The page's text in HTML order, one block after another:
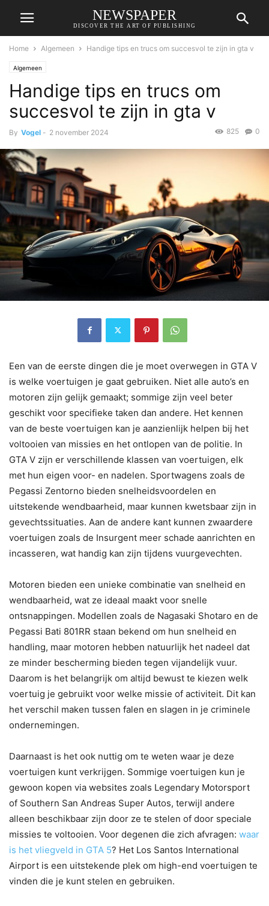
NEWSPAPER
DISCOVER THE ART OF PUBLISHING
Home Algemeen Handige tips en trucs om succesvol te zijn in gta v
Algemeen
Handige tips en trucs om
succesvol te zijn in gta v
By Vogel - 2 november 2024 0
825
Een van de eerste dingen die je moet overwegen in GTA V
is welke voertuigen je gaat gebruiken. Niet alle auto’s en
motoren zijn gelijk gemaakt; sommige zijn veel beter
geschikt voor specifieke taken dan andere. Het kennen
van de beste voertuigen kan je aanzienlijk helpen bij het
voltooien van missies en het ontlopen van de politie. In
GTA V zijn er verschillende klassen van voertuigen, elk
met hun eigen voor- en nadelen. Sportwagens zoals de
Pegassi Zentorno bieden snelheidsvoordelen en
uitstekende wendbaarheid, maar kunnen kwetsbaar zijn in
gevechtssituaties. Aan de andere kant kunnen zwaardere
voertuigen zoals de Insurgent meer schade aanrichten en
incasseren, wat handig kan zijn tijdens vuurgevechten.
Motoren bieden een unieke combinatie van snelheid en
wendbaarheid, wat ze ideaal maakt voor snelle
ontsnappingen. Modellen zoals de Nagasaki Shotaro en de
Pegassi Bati 801RR staan bekend om hun snelheid en
handling, maar motoren hebben natuurlijk het nadeel dat
ze minder bescherming bieden tegen vijandelijk vuur.
Daarom is het belangrijk om altijd bewust te kiezen welk
voertuig je gebruikt voor welke missie of activiteit. Dit kan
het verschil maken tussen falen en slagen in je criminele
ondernemingen.
Daarnaast is het ook nuttig om te weten waar je deze
voertuigen kunt verkrijgen. Sommige voertuigen kun je
gewoon kopen via websites zoals Legendary Motorsport
of Southern San Andreas Super Autos, terwijl andere
alleen beschikbaar zijn door ze te stelen of door speciale
missies te voltooien. Voor degenen die zich afvragen: waar
is het vliegveld in GTA 5? Het Los Santos International
Airport is een uitstekende plek om high-end voertuigen te
vinden die je kunt stelen en gebruiken.